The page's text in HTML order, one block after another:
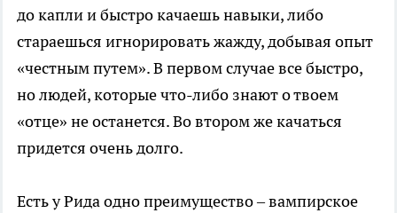
до капли и быстро качаешь навыки, либо
стараешься игнорировать жажду, добывая опыт
«честным путем». В первом случае все быстро,
но людей, которые что-либо знают о твоем
«отце» не останется. Во втором же качаться
придется очень долго.
Есть у Рида одно преимущество – вампирское